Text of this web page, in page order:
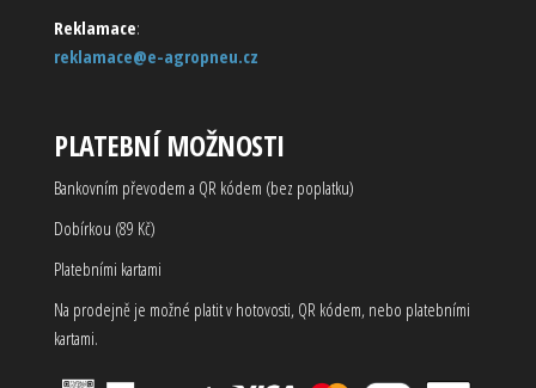
Reklamace:
reklamace@e-agropneu.cz
PLATEBNÍ MOŽNOSTI
Bankovním převodem a QR kódem (bez poplatku)
Dobírkou (89 Kč)
Platebními kartami
Na prodejně je možné platit v hotovosti, QR kódem, nebo platebními
kartami.